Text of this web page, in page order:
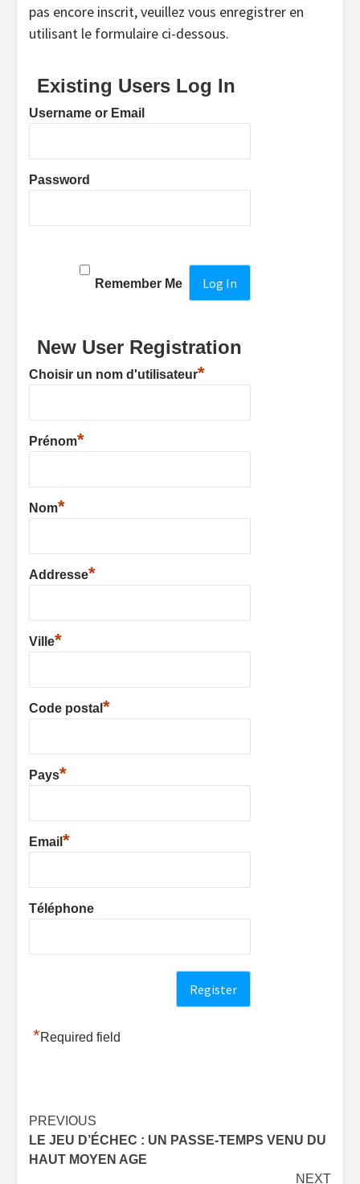
pas encore inscrit, veuillez vous enregistrer en
utilisant le formulaire ci-dessous.
Existing Users Log In
Username or Email
Password
Remember Me
New User Registration
Choisir un nom d'utilisateur*
Prénom*
Nom*
Addresse*
Ville*
Code postal *
Pays*
Email *
Téléphone
*Required field
Post
navigation
PREVIOUS
LE JEU D’ÉCHEC : UN PASSE-TEMPS VENU DU
HAUT MOYEN AGE
NEXT